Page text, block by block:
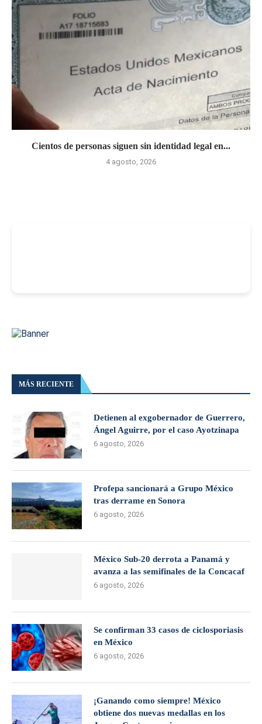
Cientos de personas siguen sin identidad legal en...
4 agosto, 2026
MÁS RECIENTE
Detienen al exgobernador de Guerrero,
Ángel Aguirre, por el caso Ayotzinapa
6 agosto, 2026
Profepa sancionará a Grupo México
tras derrame en Sonora
6 agosto, 2026
México Sub-20 derrota a Panamá y
avanza a las semifinales de la Concacaf
6 agosto, 2026
Se confirman 33 casos de ciclosporiasis
en México
6 agosto, 2026
¡Ganando como siempre! México
obtiene dos nuevas medallas en los